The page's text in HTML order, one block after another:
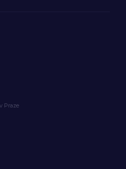
Praze